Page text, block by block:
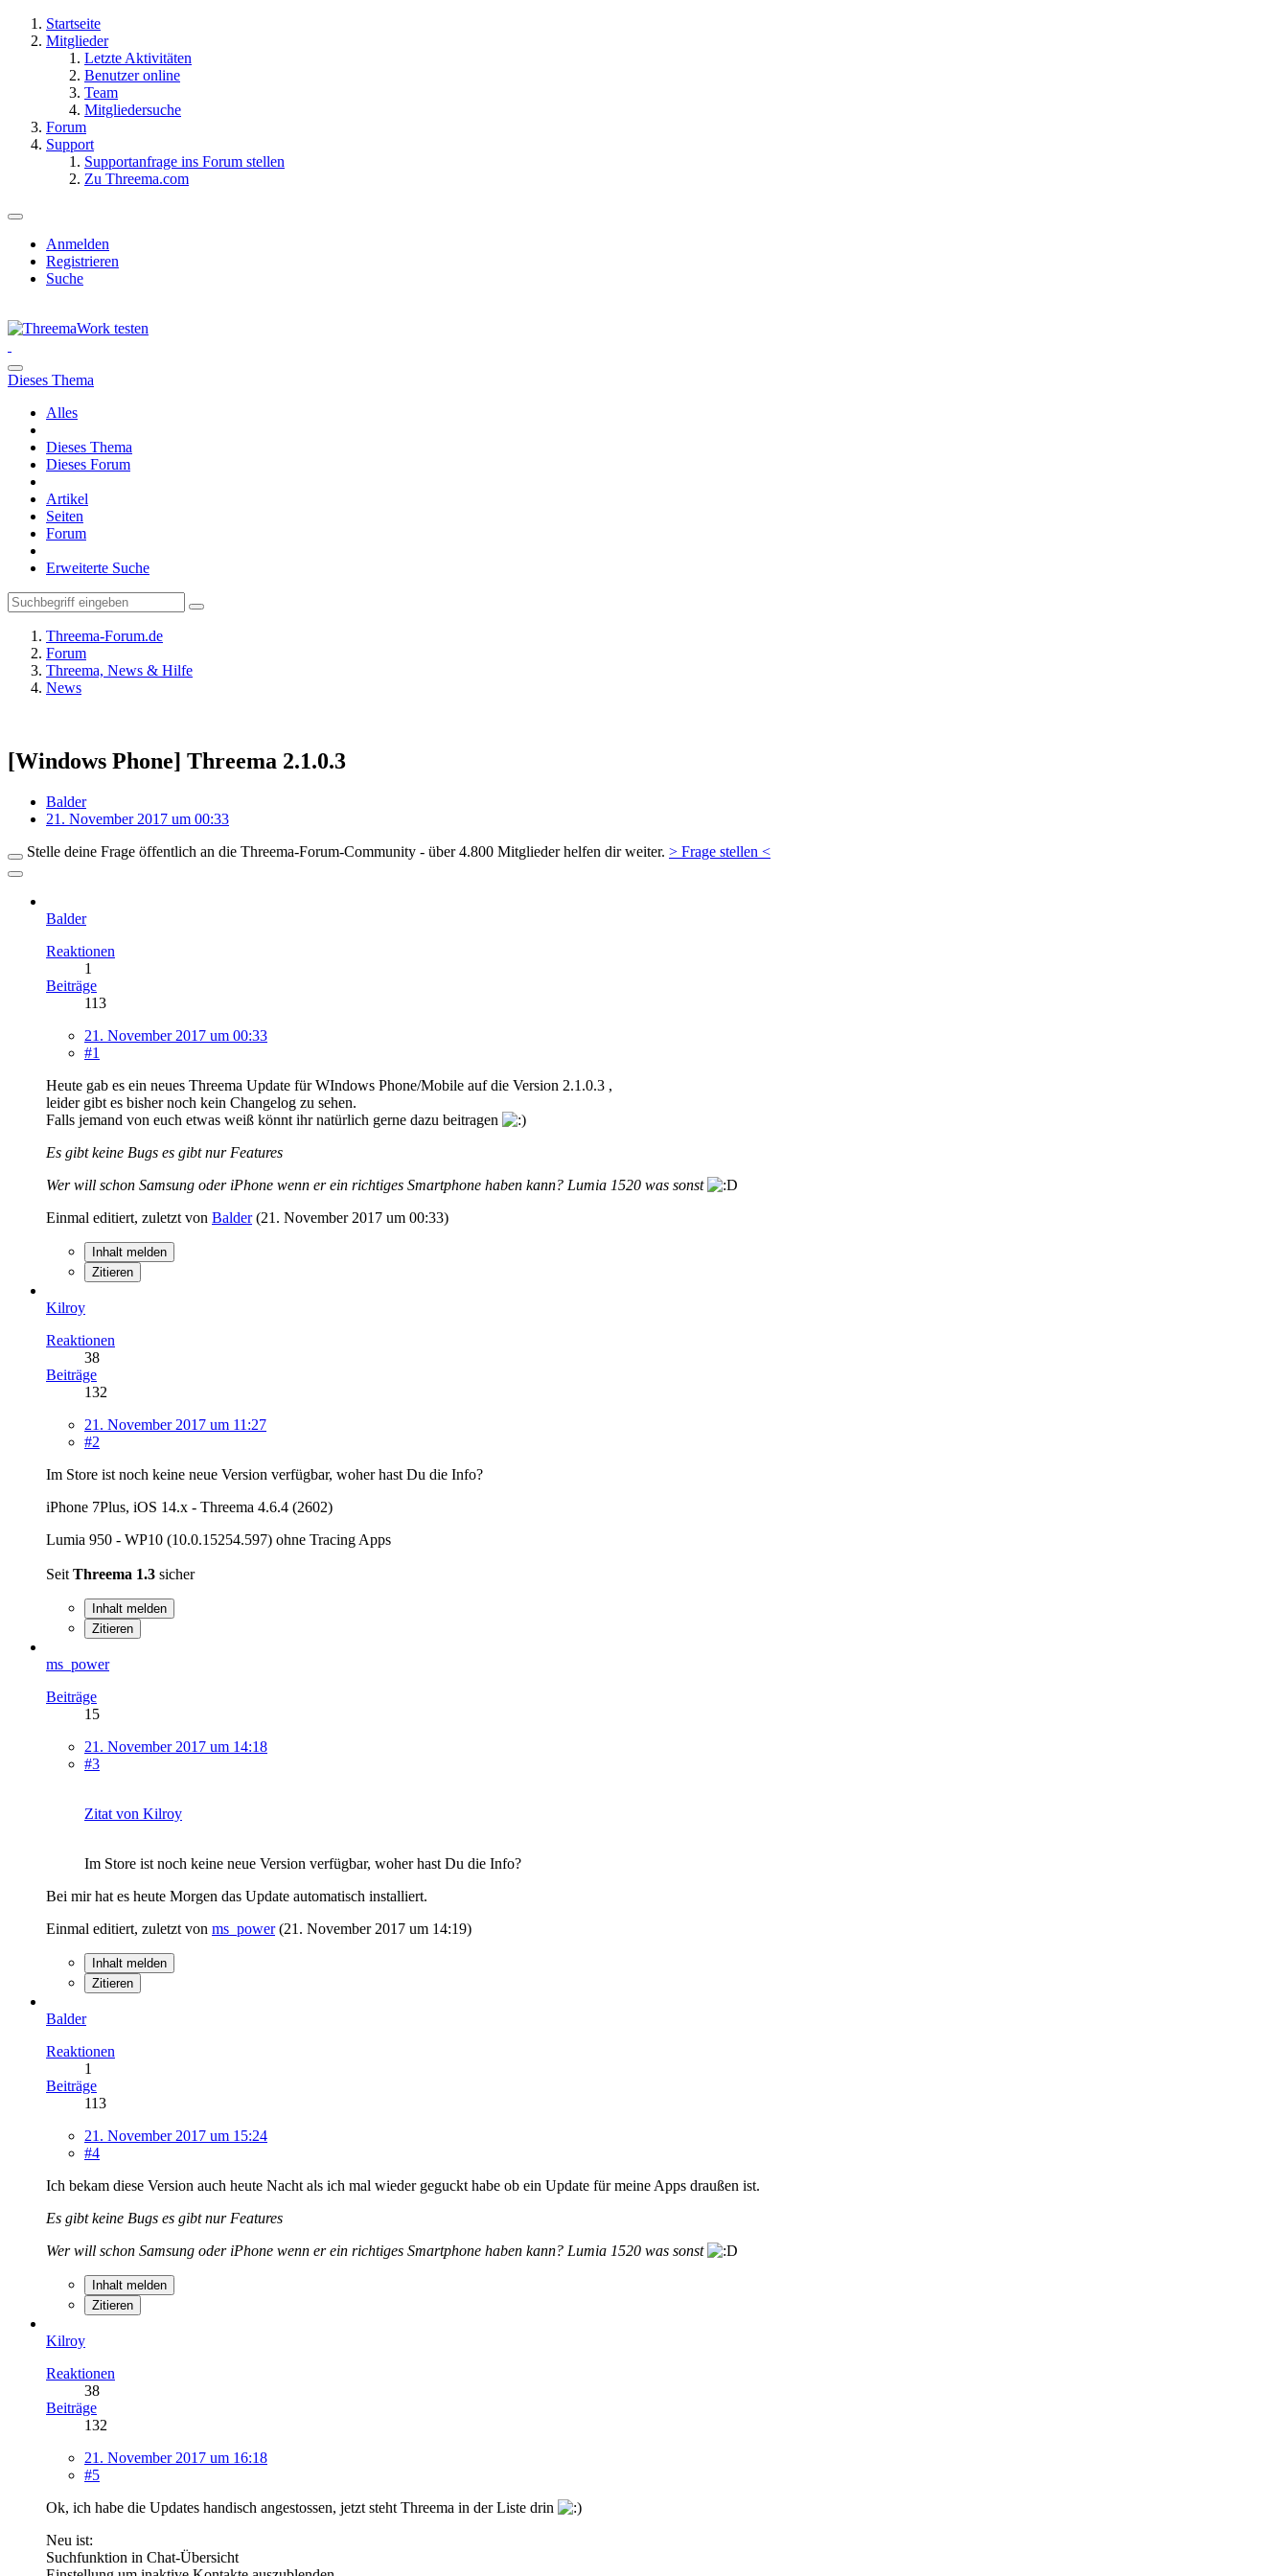
Startseite
Mitglieder
Letzte Aktivitäten
Benutzer online
Team
Mitgliedersuche
Forum
Support
Supportanfrage ins Forum stellen
Zu Threema.com
Anmelden
Registrieren
Suche
Dieses Thema
Alles
Dieses Thema
Dieses Forum
Artikel
Seiten
Forum
Erweiterte Suche
Threema-Forum.de
Forum
Threema, News & Hilfe
News
[Windows Phone] Threema 2.1.0.3
Balder
21. November 2017 um 00:33
Stelle deine Frage öffentlich an die Threema-Forum-Community - über 4.800 Mitglieder helfen dir weiter. > Frage stellen <
Balder
Reaktionen
1
Beiträge
113
21. November 2017 um 00:33
#1
Heute gab es ein neues Threema Update für WIndows Phone/Mobile auf die Version 2.1.0.3 ,
leider gibt es bisher noch kein Changelog zu sehen.
Falls jemand von euch etwas weiß könnt ihr natürlich gerne dazu beitragen
Es gibt keine Bugs es gibt nur Features
Wer will schon Samsung oder iPhone wenn er ein richtiges Smartphone haben kann? Lumia 1520 was sonst
Einmal editiert, zuletzt von Balder(21. November 2017 um 00:33)
Inhalt melden
Zitieren
Kilroy
Reaktionen
38
Beiträge
132
21. November 2017 um 11:27
#2
Im Store ist noch keine neue Version verfügbar, woher hast Du die Info?
iPhone 7Plus, iOS 14.x - Threema 4.6.4 (2602)
Lumia 950 - WP10 (10.0.15254.597) ohne Tracing Apps
Seit Threema 1.3 sicher
Inhalt melden
Zitieren
ms_power
Beiträge
15
21. November 2017 um 14:18
#3
Zitat von Kilroy
Im Store ist noch keine neue Version verfügbar, woher hast Du die Info?
Bei mir hat es heute Morgen das Update automatisch installiert.
Einmal editiert, zuletzt von ms_power(21. November 2017 um 14:19)
Inhalt melden
Zitieren
Balder
Reaktionen
1
Beiträge
113
21. November 2017 um 15:24
#4
Ich bekam diese Version auch heute Nacht als ich mal wieder geguckt habe ob ein Update für meine Apps draußen ist.
Es gibt keine Bugs es gibt nur Features
Wer will schon Samsung oder iPhone wenn er ein richtiges Smartphone haben kann? Lumia 1520 was sonst
Inhalt melden
Zitieren
Kilroy
Reaktionen
38
Beiträge
132
21. November 2017 um 16:18
#5
Ok, ich habe die Updates handisch angestossen, jetzt steht Threema in der Liste drin
Neu ist:
Suchfunktion in Chat-Übersicht